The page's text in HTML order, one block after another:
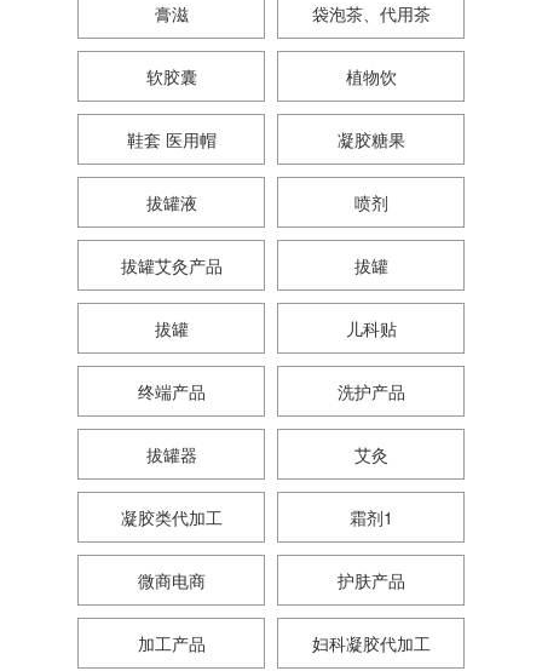
膏滋 袋泡茶、代用茶
软胶囊 植物饮
鞋套 医用帽 凝胶糖果
拔罐液 喷剂
拔罐艾灸产品 拔罐
拔罐 儿科贴
终端产品 洗护产品
拔罐器 艾灸
凝胶类代加工 霜剂1
微商电商 护肤产品
加工产品 妇科凝胶代加工